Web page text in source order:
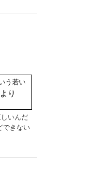
う若い
より
いんだ
できない